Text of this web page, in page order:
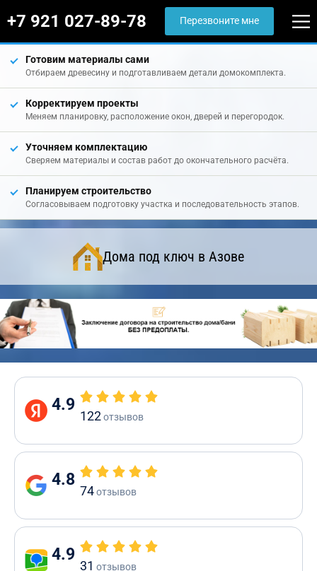
+7 921 027-89-78 Перезвоните мне
Готовим материалы сами
Отбираем древесину и подготавливаем детали домокомплекта.
Корректируем проекты
Меняем планировку, расположение окон, дверей и перегородок.
Уточняем комплектацию
Сверяем материалы и состав работ до окончательного расчёта.
Планируем строительство
Согласовываем подготовку участка и последовательность этапов.
Дома под ключ в Азове
4.9
122отзывов
4.8
74отзывов
4.9
31 отзывов